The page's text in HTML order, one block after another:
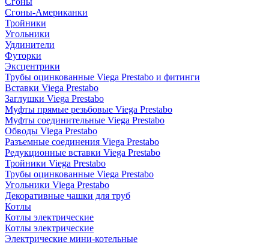
Сгоны-Американки
Тройники
Угольники
Удлинители
Футорки
Эксцентрики
Трубы оцинкованные Viega Prestabo и фитинги
Вставки Viega Prestabo
Заглушки Viega Prestabo
Муфты прямые резьбовые Viega Prestabo
Муфты соединительные Viega Prestabo
Обводы Viega Prestabo
Разъемные соединения Viega Prestabo
Редукционные вставки Viega Prestabo
Тройники Viega Prestabo
Трубы оцинкованные Viega Prestabo
Угольники Viega Prestabo
Декоративные чашки для труб
Котлы
Котлы электрические
Котлы электрические
Электрические мини-котельные